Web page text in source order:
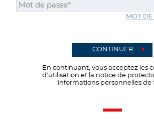
MOT
CONTINUER
En continuant, vous acceptez les
d'utilisation et la notice de
informations personnelles de